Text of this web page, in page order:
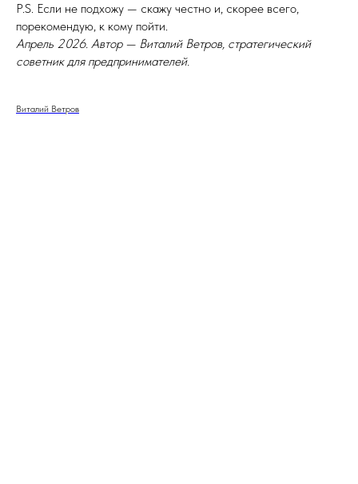
P.S. Если не подхожу — скажу честно и, скорее всего,
порекомендую, к кому пойти.
Апрель 2026. Автор — Виталий Ветров, стратегический
советник для предпринимателей.
Виталий Ветров